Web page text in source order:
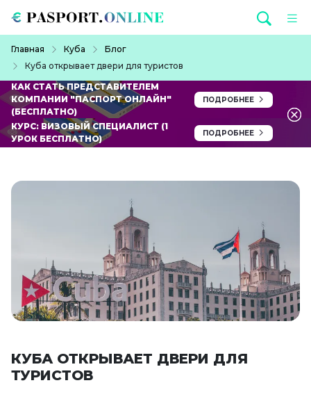
Строка навигации
Главная Куба
Блог
Куба открывает двери для туристов
КАК СТАТЬ ПРЕДСТАВИТЕЛЕМ
КОМПАНИИ "ПАСПОРТ ОНЛАЙН"
(БЕСПЛАТНО)
ПОДРОБНЕЕ
КУРС: ВИЗОВЫЙ СПЕЦИАЛИСТ (1
УРОК БЕСПЛАТНО)
ПОДРОБНЕЕ
КУБА ОТКРЫВАЕТ ДВЕРИ ДЛЯ
ТУРИСТОВ